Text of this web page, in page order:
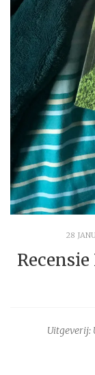
28
Uitgeverij: